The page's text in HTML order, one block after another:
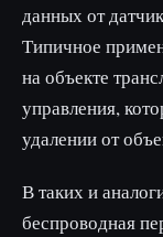
данных от
Типичное
на объекте
управления,
удалении от
В таких и
беспроводная